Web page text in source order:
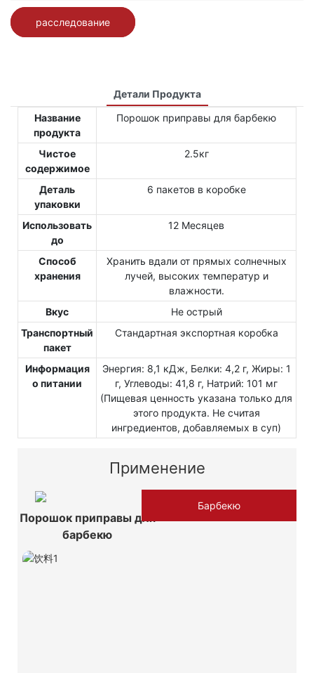
расследование
Детали Продукта
Название
продукта
Порошок приправы для барбекю
Чистое
содержимое
2.5кг
Деталь
упаковки
6 пакетов в коробке
Использовать
до
12 Месяцев
Способ
хранения
Хранить вдали от прямых солнечных
лучей, высоких температур и
влажности.
Вкус
Не острый
Транспортный
пакет
Стандартная экспортная коробка
Информация
о питании
Энергия: 8,1 кДж, Белки: 4,2 г, Жиры: 1
г, Углеводы: 41,8 г, Натрий: 101 мг
(Пищевая ценность указана только для
этого продукта. Не считая
ингредиентов, добавляемых в суп)
Применение
Порошок приправы для
барбекю
Барбекю